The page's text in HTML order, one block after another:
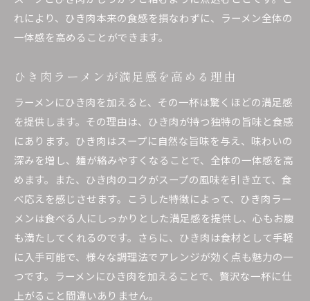
れにより、ひき肉本来の食感を損なわずに、ラーメン全体の
一体感を高めることができます。
ひき肉ラーメンが満足感を高める理由
ラーメンにひき肉を加えると、その一杯は驚くほどの満足感
を提供します。その理由は、ひき肉が持つ独特の旨味と食感
にあります。ひき肉はスープに自然な旨味を与え、味わいの
深みを増し、麺が絡みやすくなることで、全体の一体感を高
めます。また、ひき肉のコクがスープの風味を引き立て、食
べ応えを感じさせます。こうした特徴によって、ひき肉ラー
メンは食べる人にしっかりとした満足感を提供し、心もお腹
も満たしてくれるのです。さらに、ひき肉は食材として手軽
に入手可能で、様々な調理法でアレンジが効く点も魅力の一
つです。ラーメンにひき肉を加えることで、贅沢な一杯に仕
上がること間違いありません。